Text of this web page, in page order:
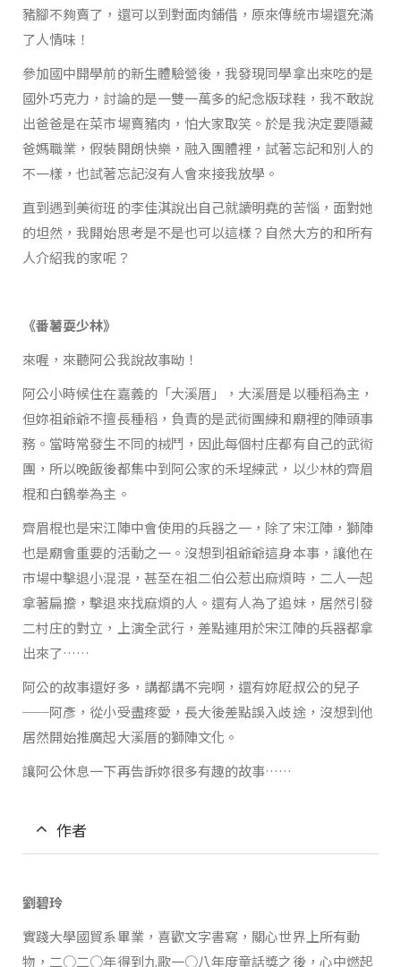
豬腳不夠賣了，還可以到對面肉鋪借，原來傳統市場還充滿
了人情味！
參加國中開學前的新生體驗營後，我發現同學拿出來吃的是
國外巧克力，討論的是一雙一萬多的紀念版球鞋，我不敢說
出爸爸是在菜市場賣豬肉，怕大家取笑。於是我決定要隱藏
爸媽職業，假裝開朗快樂，融入團體裡，試著忘記和別人的
不一樣，也試著忘記沒有人會來接我放學。
直到遇到美術班的李佳淇說出自己就讀明堯的苦惱，面對她
的坦然，我開始思考是不是也可以這樣？自然大方的和所有
人介紹我的家呢？
《番薯耍少林》
來喔，來聽阿公我說故事呦！
阿公小時候住在嘉義的「大溪厝」，大溪厝是以種稻為主，
但妳祖爺爺不擅長種稻，負責的是武術團練和廟裡的陣頭事
務。當時常發生不同的械鬥，因此每個村庄都有自己的武術
團，所以晚飯後都集中到阿公家的禾埕練武，以少林的齊眉
棍和白鶴拳為主。
齊眉棍也是宋江陣中會使用的兵器之一，除了宋江陣，獅陣
也是廟會重要的活動之一。沒想到祖爺爺這身本事，讓他在
市場中擊退小混混，甚至在祖二伯公惹出麻煩時，二人一起
拿著扁擔，擊退來找麻煩的人。還有人為了追妹，居然引發
二村庄的對立，上演全武行，差點連用於宋江陣的兵器都拿
出來了……
阿公的故事還好多，講都講不完啊，還有妳屘叔公的兒子
──阿彥，從小受盡疼愛，長大後差點誤入歧途，沒想到他
居然開始推廣起大溪厝的獅陣文化。
讓阿公休息一下再告訴妳很多有趣的故事……
作者
劉碧玲
實踐大學國貿系畢業，喜歡文字書寫，關心世界上所有動
物，二○二○年得到九歌一○八年度童話獎之後，心中燃起